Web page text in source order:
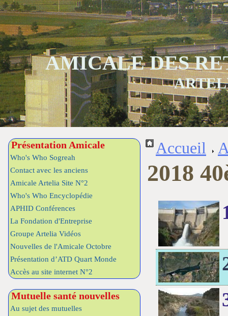
AMICALE DES
Présentation Amicale
Who's Who Sogreah
Contact avec les anciens
Amicale Artelia Site N°2
Who's Who Encyclopédie
APHID Conférences
La Fondation d'Entreprise
Groupe Artelia Vidéos
Nouvelles de l'Amicale Octobre
Présentation d’ATD Quart Monde
Accès au site internet N°2
Mutuelle santé nouvelles
Au sujet des mutuelles
Accueil
2018